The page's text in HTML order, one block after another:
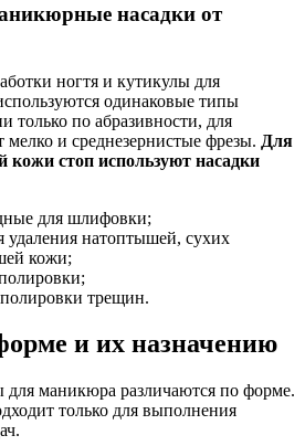
насадки от
ногтя и кутикулы для
одинаковые типы
только по абразивности, для
мелко и среднезернистые фрезы. Для
кожи стоп используют насадки
для шлифовки;
удаления натоптышей, сухих
кожи;
трещин.
и их назначению
для маникюра различаются по форме.
только для выполнения